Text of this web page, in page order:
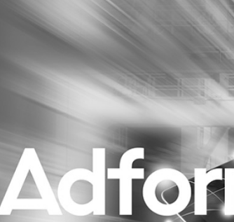
Gedragsverandering
Influencer marketing
Interne communicatie